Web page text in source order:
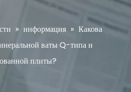
» информация » Какова
ваты Q-типа и
плиты?